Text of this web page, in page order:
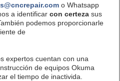
o Whatsapp
a identificar con certezasus
podemos proporcionarle
de
expertos cuentan con una
de equipos Okuma
el tiempo de inactivida.